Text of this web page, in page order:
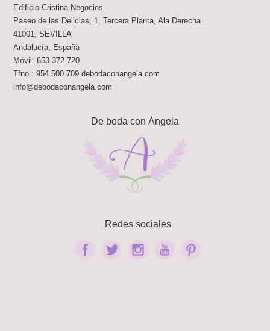
Edificio Cristina Negocios
Paseo de las Delicias, 1, Tercera Planta, Ala Derecha
41001,SEVILLA
Andalucía, España
Móvil:653 372 720
Tfno.:954 500 709 debodaconangela.com
info@debodaconangela.com
De boda con Ángela
Redes sociales